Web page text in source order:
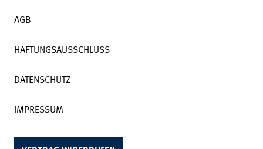
AGB
HAFTUNGSAUSSCHLUSS
DATENSCHUTZ
IMPRESSUM